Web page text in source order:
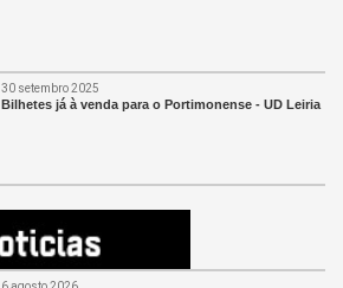
30 setembro 2025
Bilhetes já à venda para o Portimonense - UD Leiria